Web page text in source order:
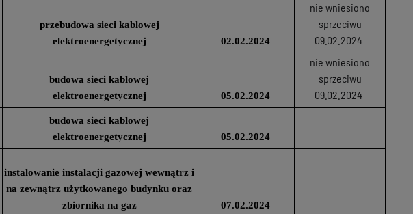
przebudowa sieci kablowej
elektroenergetycznej
02.02.2024
nie wniesiono
sprzeciwu
09.02.2024
budowa sieci kablowej
elektroenergetycznej
05.02.2024
nie wniesiono
sprzeciwu
09.02.2024
budowa sieci kablowej
elektroenergetycznej
05.02.2024
instalowanie instalacji gazowej wewnątrz i
na zewnątrz użytkowanego budynku oraz
zbiornika na gaz
07.02.2024